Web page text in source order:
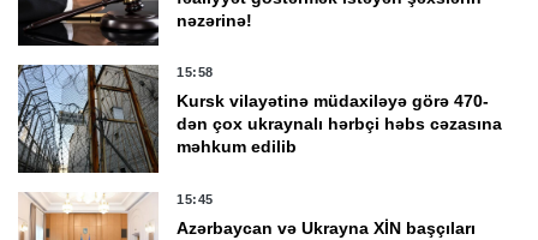
nəzərinə!
15:58
Kursk vilayətinə müdaxiləyə görə 470-
dən çox ukraynalı hərbçi həbs cəzasına
məhkum edilib
15:45
Azərbaycan və Ukrayna XİN başçıları